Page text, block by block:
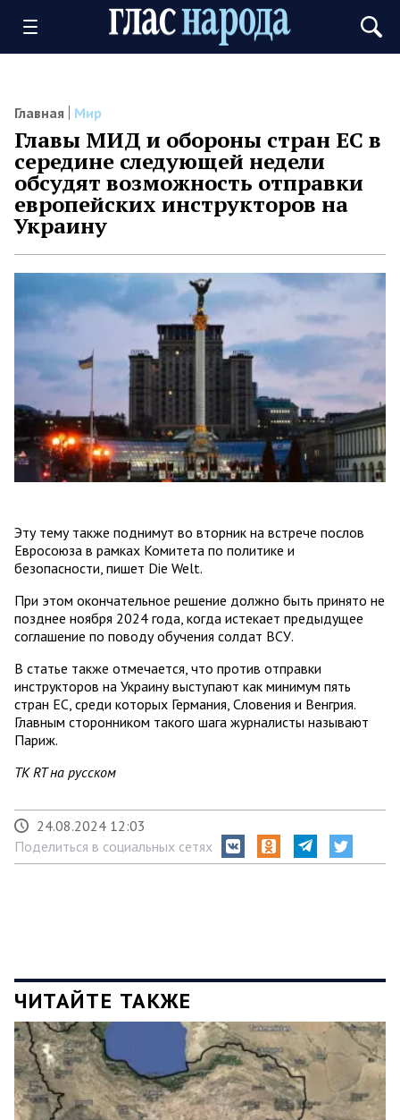
Главная Мир
Главы МИД и обороны стран ЕС в
середине следующей недели
обсудят возможность отправки
европейских инструкторов на
Украину
Эту тему также поднимут во вторник на встрече послов
Евросоюза в рамках Комитета по политике и
безопасности, пишет Die Welt.
При этом окончательное решение должно быть принято не
позднее ноября 2024 года, когда истекает предыдущее
соглашение по поводу обучения солдат ВСУ.
В статье также отмечается, что против отправки
инструкторов на Украину выступают как минимум пять
стран ЕС, среди которых Германия, Словения и Венгрия.
Главным сторонником такого шага журналисты называют
Париж.
ТК RT на русском
24.08.2024 12:03
Поделиться в социальных сетях
ЧИТАЙТЕ ТАКЖЕ